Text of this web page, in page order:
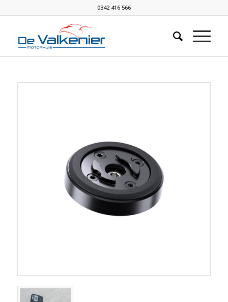
0342 416 566